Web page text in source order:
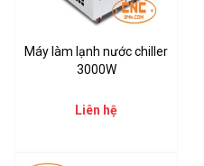
Máy làm lạnh nước chiller
3000W
Liên hệ